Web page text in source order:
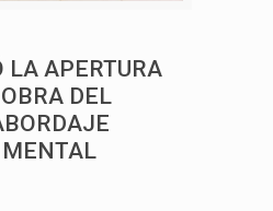
LA APERTURA
DEL
MENTAL